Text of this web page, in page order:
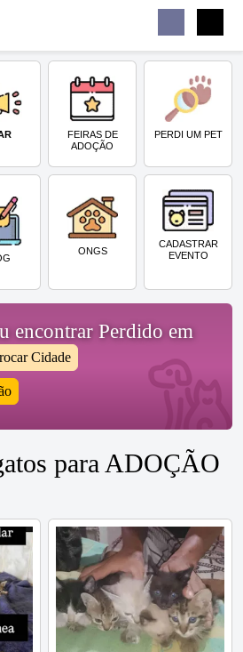
FEIRAS DE
ADOÇÃO
PERDI UM PET
ONGS
CADASTRAR
EVENTO
encontrar Perdido em
Cidade
para ADOÇÃO